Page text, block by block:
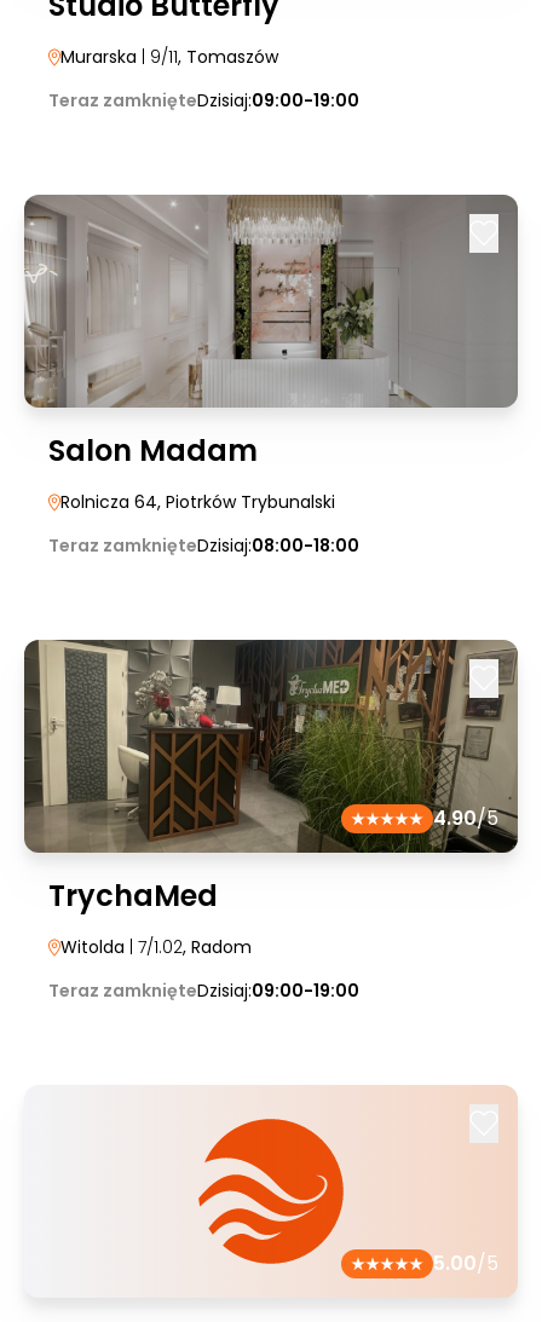
Murarska | 9/11, Tomaszów
Teraz zamknięteDzisiaj:09:00-19:00
Salon Madam
Rolnicza 64, Piotrków Trybunalski
Teraz zamknięteDzisiaj:08:00-18:00
4.90/5
TrychaMed
Witolda | 7/1.02, Radom
Teraz zamknięteDzisiaj:09:00-19:00
5.00/5